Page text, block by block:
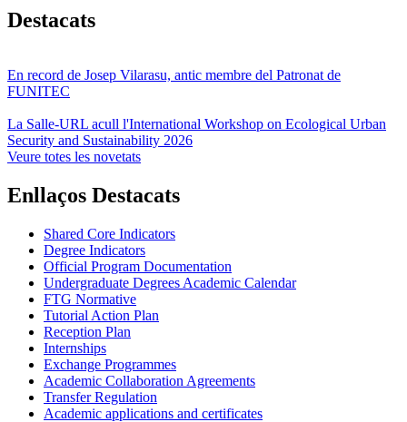
Destacats
En record de Josep Vilarasu, antic membre del Patronat de
FUNITEC
La Salle-URL acull l'International Workshop on Ecological Urban
Security and Sustainability 2026
Veure totes les novetats
Enllaços Destacats
Shared Core Indicators
Degree Indicators
Official Program Documentation
Undergraduate Degrees Academic Calendar
FTG Normative
Tutorial Action Plan
Reception Plan
Internships
Exchange Programmes
Academic Collaboration Agreements
Transfer Regulation
Academic applications and certificates